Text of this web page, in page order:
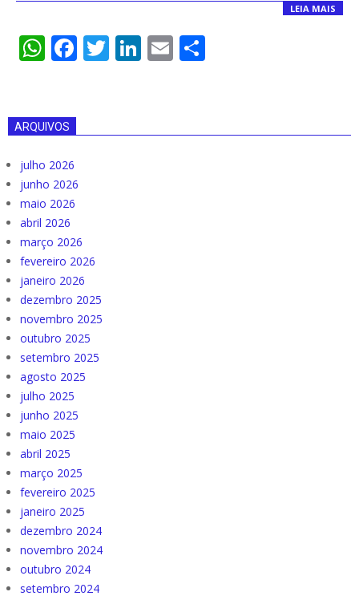
LEIA MAIS
WhatsApp
Facebook
Twitter
LinkedIn
Email
ARQUIVOS
julho 2026
junho 2026
maio 2026
abril 2026
março 2026
fevereiro 2026
janeiro 2026
dezembro 2025
novembro 2025
outubro 2025
setembro 2025
agosto 2025
julho 2025
junho 2025
maio 2025
abril 2025
março 2025
fevereiro 2025
janeiro 2025
dezembro 2024
novembro 2024
outubro 2024
setembro 2024